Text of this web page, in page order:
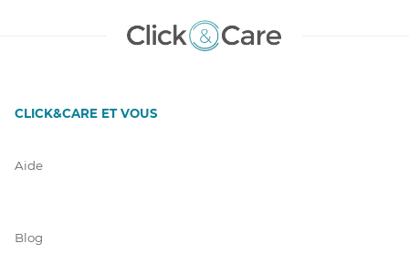
CLICK&CARE ET VOUS
Aide
Blog